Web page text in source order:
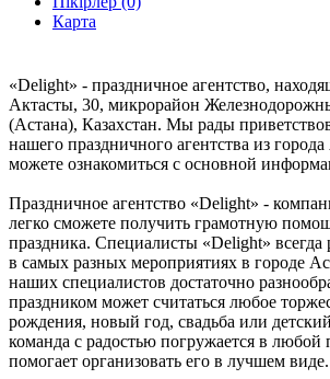
Карта
«Delight» - праздничное агентство,
Актасты, 30, микрорайон
(Астана), Казахстан. Мы рады
нашего праздничного агентства из
можете ознакомиться с основной
Праздничное агентство «Delight» -
легко сможете получить грамотную
праздника. Специалисты «Delight» всегда
в самых разных мероприятиях в городе
наших специалистов достаточно
праздником может считаться любое
рождения, новый год, свадьба или
команда с радостью погружается в любой
помогает организовать его в лучшем виде.